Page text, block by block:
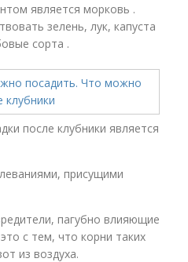
является морковь .
зелень, лук, капуста
сорта .
после клубники является
присущими
пагубно влияющие
с тем, что корни таких
из воздуха.